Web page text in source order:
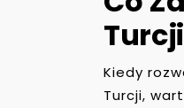
Kiedy
Turcji,